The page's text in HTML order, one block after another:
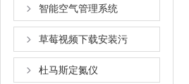
智能空气管理系统
草莓视频下载安装污
杜马斯定氮仪